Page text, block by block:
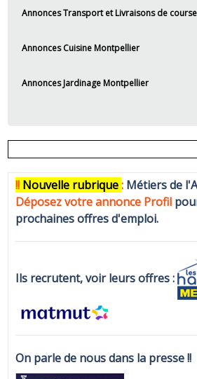
Annonces Transport et Livraisons de
Annonces Cuisine Montpellier
Annonces Jardinage Montpellier
!! Nouvelle rubrique: Métiers de
Déposez votre annonce Profil
prochaines offres d'emploi.
Ils recrutent, voir leurs offres :
On parle de nous dans la presse !!